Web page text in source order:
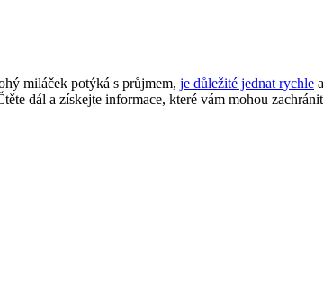
miláček potýká s průjmem, je důležité jednat rychle
dál a získejte informace, které vám mohou